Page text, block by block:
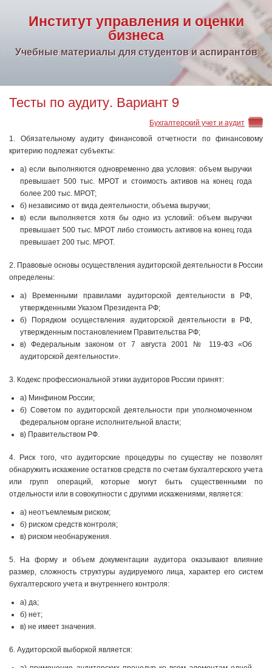
Институт управления и оценки
бизнеса
Учебные материалы для студентов и аспирантов
Тесты по аудиту. Вариант 9
Бухгалтерский учет и аудит
1. Обязательному аудиту финансовой отчетности по финансовому
критерию подлежат субъекты:
а) если выполняются одновременно два условия: объем выручки
превышает 500 тыс. МРОТ и стоимость активов на конец года
более 200 тыс. МРОТ;
б) независимо от вида деятельности, объема выручки;
в) если выполняется хотя бы одно из условий: объем выручки
превышает 500 тыс. МРОТ либо стоимость активов на конец года
превышает 200 тыс. МРОТ.
2. Правовые основы осуществления аудиторской деятельности в России
определены:
а) Временными правилами аудиторской деятельности в РФ,
утвержденными Указом Президента РФ;
б) Порядком осуществления аудиторской деятельности в РФ,
утвержденным постановлением Правительства РФ;
в) Федеральным законом от 7 августа 2001 № 119-ФЗ «Об
аудиторской деятельности».
3. Кодекс профессиональной этики аудиторов России принят:
а) Минфином России;
б) Советом по аудиторской деятельности при уполномоченном
федеральном органе исполнительной власти;
в) Правительством РФ.
4. Риск того, что аудиторские процедуры по существу не позволят
обнаружить искажение остатков средств по счетам бухгалтерского учета
или групп операций, которые могут быть существенными по
отдельности или в совокупности с другими искажениями, является:
а) неотъемлемым риском;
б) риском средств контроля;
в) риском необнаружения.
5. На форму и объем документации аудитора оказывают влияние
размер, сложность структуры аудируемого лица, характер его систем
бухгалтерского учета и внутреннего контроля:
а) да;
б) нет;
в) не имеет значения.
6. Аудиторской выборкой является: